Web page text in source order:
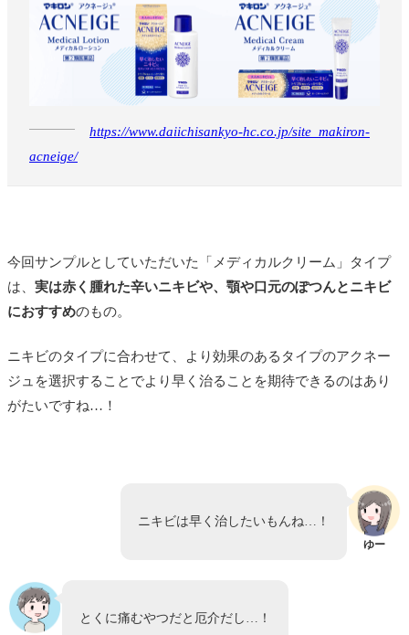
https://www.daiichisankyo-hc.co.jp/site_makiron-
acneige/
今回サンプルとしていただいた「メディカルクリーム」タイプ
は、 実は赤く腫れた辛いニキビや、顎や口元のぽつんとニキビ
におすすめのもの。
ニキビのタイプに合わせて、より効果のあるタイプのアクネー
ジュを選択することでより早く治ることを期待できるのはあり
がたいですね…！
ゆー
ニキビは早く治したいもんね…！
とくに痛むやつだと厄介だし…！